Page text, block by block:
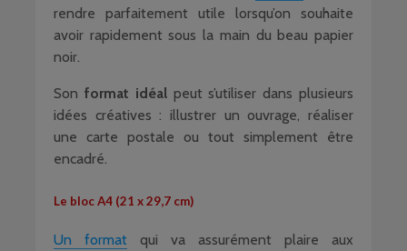
rendre parfaitement utile lorsqu’on souhaite
avoir rapidement sous la main du beau papier
noir.
Son format idéalpeut s’utiliser dans plusieurs
idées créatives : illustrer un ouvrage, réaliser
une carte postale ou tout simplement être
encadré.
Le bloc A4 (21 x 29,7 cm)
Un format qui va assurément plaire aux